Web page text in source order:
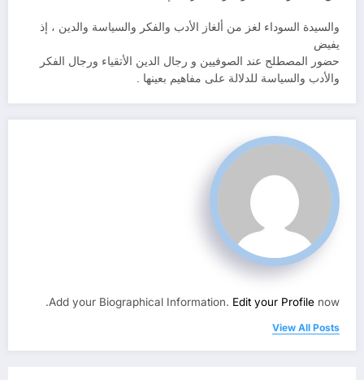
والسيدة السوداء لغز من ألغاز الأدب والفكر والسياسة والدين ، إذ
يفيض
حضور المصطلح عند الصوفيين و رجال الدين الأتقياء ورجال الفكر
والأدب والسياسة للدلالة على مفاهيم بعينها .
Add your Biographical Information. Edit your Profile now.
View All Posts